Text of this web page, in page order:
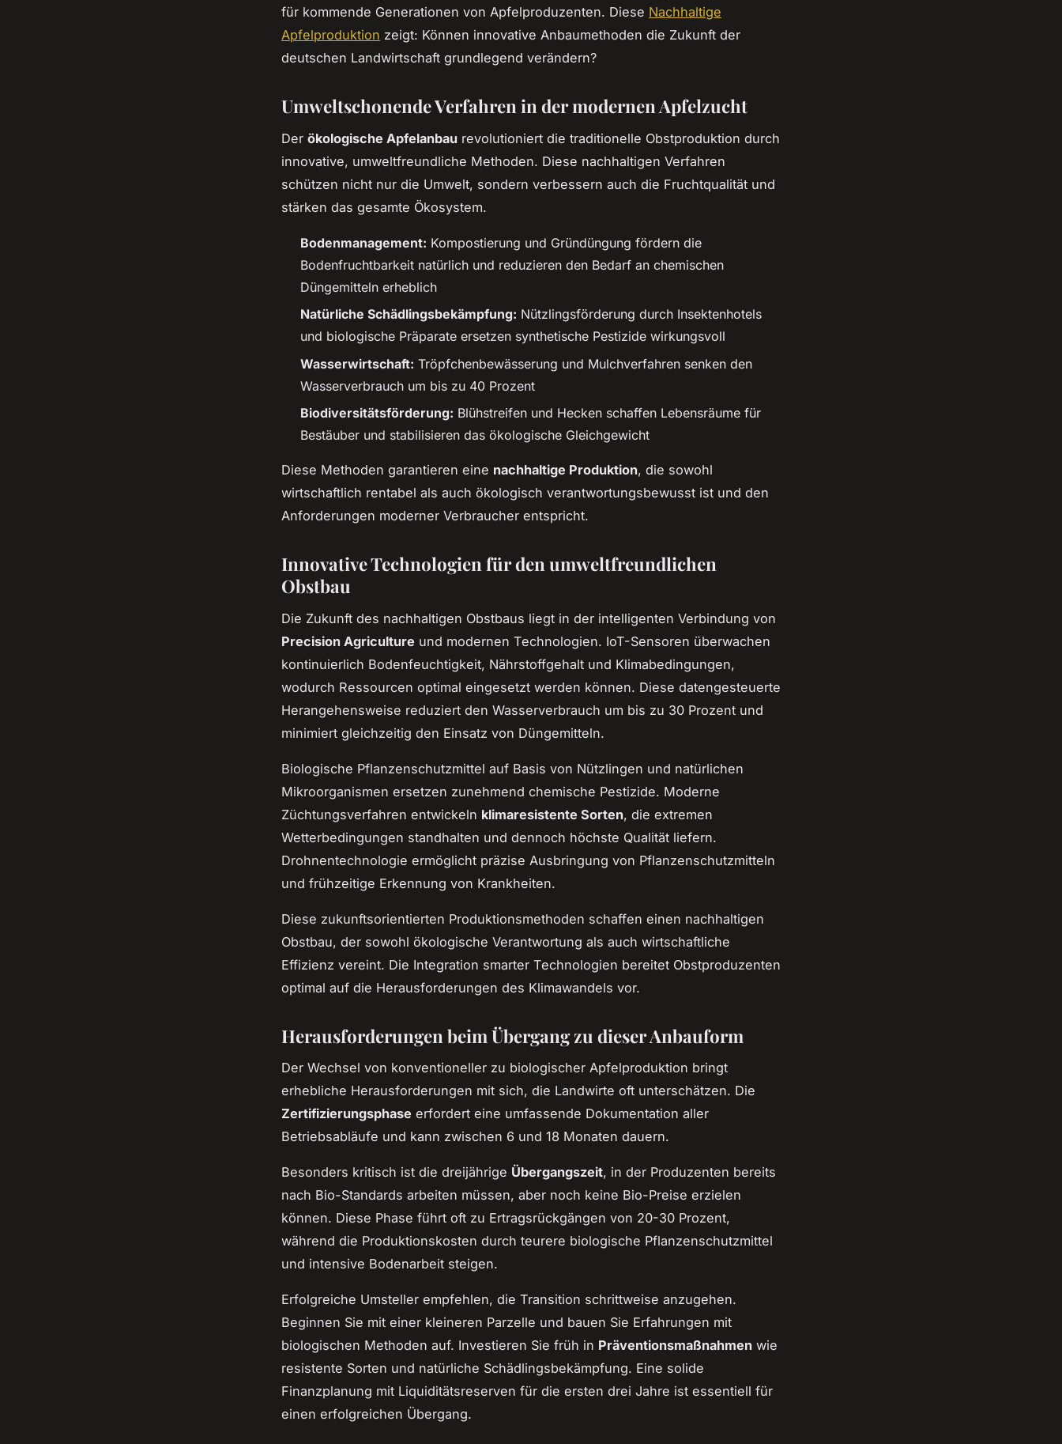
für kommende Generationen von Apfelproduzenten. Diese Nachhaltige
Apfelproduktion zeigt: Können innovative Anbaumethoden die Zukunft der
deutschen Landwirtschaft grundlegend verändern?
Umweltschonende Verfahren in der modernen Apfelzucht
Der ökologische Apfelanbau revolutioniert die traditionelle Obstproduktion durch
innovative, umweltfreundliche Methoden. Diese nachhaltigen Verfahren
schützen nicht nur die Umwelt, sondern verbessern auch die Fruchtqualität und
stärken das gesamte Ökosystem.
Bodenmanagement: Kompostierung und Gründüngung fördern die
Bodenfruchtbarkeit natürlich und reduzieren den Bedarf an chemischen
Düngemitteln erheblich
Natürliche Schädlingsbekämpfung: Nützlingsförderung durch Insektenhotels
und biologische Präparate ersetzen synthetische Pestizide wirkungsvoll
Wasserwirtschaft: Tröpfchenbewässerung und Mulchverfahren senken den
Wasserverbrauch um bis zu 40 Prozent
Biodiversitätsförderung: Blühstreifen und Hecken schaffen Lebensräume für
Bestäuber und stabilisieren das ökologische Gleichgewicht
Diese Methoden garantieren eine nachhaltige Produktion, die sowohl
wirtschaftlich rentabel als auch ökologisch verantwortungsbewusst ist und den
Anforderungen moderner Verbraucher entspricht.
Innovative Technologien für den umweltfreundlichen
Obstbau
Die Zukunft des nachhaltigen Obstbaus liegt in der intelligenten Verbindung von
Precision Agriculture und modernen Technologien. IoT-Sensoren überwachen
kontinuierlich Bodenfeuchtigkeit, Nährstoffgehalt und Klimabedingungen,
wodurch Ressourcen optimal eingesetzt werden können. Diese datengesteuerte
Herangehensweise reduziert den Wasserverbrauch um bis zu 30 Prozent und
minimiert gleichzeitig den Einsatz von Düngemitteln.
Biologische Pflanzenschutzmittel auf Basis von Nützlingen und natürlichen
Mikroorganismen ersetzen zunehmend chemische Pestizide. Moderne
Züchtungsverfahren entwickeln klimaresistente Sorten, die extremen
Wetterbedingungen standhalten und dennoch höchste Qualität liefern.
Drohnentechnologie ermöglicht präzise Ausbringung von Pflanzenschutzmitteln
und frühzeitige Erkennung von Krankheiten.
Diese zukunftsorientierten Produktionsmethoden schaffen einen nachhaltigen
Obstbau, der sowohl ökologische Verantwortung als auch wirtschaftliche
Effizienz vereint. Die Integration smarter Technologien bereitet Obstproduzenten
optimal auf die Herausforderungen des Klimawandels vor.
Herausforderungen beim Übergang zu dieser Anbauform
Der Wechsel von konventioneller zu biologischer Apfelproduktion bringt
erhebliche Herausforderungen mit sich, die Landwirte oft unterschätzen. Die
Zertifizierungsphase erfordert eine umfassende Dokumentation aller
Betriebsabläufe und kann zwischen 6 und 18 Monaten dauern.
Besonders kritisch ist die dreijährige Übergangszeit, in der Produzenten bereits
nach Bio-Standards arbeiten müssen, aber noch keine Bio-Preise erzielen
können. Diese Phase führt oft zu Ertragsrückgängen von 20-30 Prozent,
während die Produktionskosten durch teurere biologische Pflanzenschutzmittel
und intensive Bodenarbeit steigen.
Erfolgreiche Umsteller empfehlen, die Transition schrittweise anzugehen.
Beginnen Sie mit einer kleineren Parzelle und bauen Sie Erfahrungen mit
biologischen Methoden auf. Investieren Sie früh in Präventionsmaßnahmen wie
resistente Sorten und natürliche Schädlingsbekämpfung. Eine solide
Finanzplanung mit Liquiditätsreserven für die ersten drei Jahre ist essentiell für
einen erfolgreichen Übergang.